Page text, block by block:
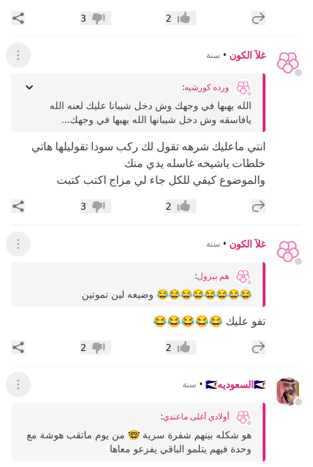
إضافة رد جديد إعجاب2 عدم إعجاب
3
غلآ الكون • سنة عرض
ورده كورشيه:
الله يهبها في وجهك وش دخل شيبانا عليك لعنه الله
يافاسقه وش دخل شيبانها الله يهبها في وجهك...
انتي ماعليك شرهه تقول لك ركب سودا تقوليلها هاتي
خلطات ياشيخه غاسله يدي منك
والموضوع كيفي للكل جاء لي مزاج اكتب كتبت
إضافة رد جديد إعجاب2 عدم إعجاب
3
غلآ الكون • سنة عرض
هم بيزول:
😂😂😂😂😂😂😂😂 وضيعه لين تموتين
تفو عليك 😂😂😂😂😂
إضافة رد جديد إعجاب2 عدم إعجاب
2
🇸🇦السعوديه🇸🇦 • سنة عرض
أولادي أغلى ماعندي:
هو شكله بينهم شفرة سرية 🤓 من يوم ماتقب هوشة مع
وحدة فيهم يتلمو الباقي يفزعو معاها